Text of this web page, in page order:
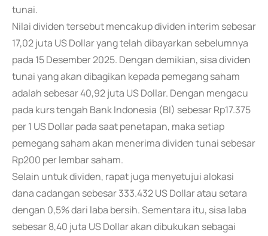
tunai.
Nilai dividen tersebut mencakup dividen interim sebesar
17,02 juta US Dollar yang telah dibayarkan sebelumnya
pada 15 Desember 2025. Dengan demikian, sisa dividen
tunai yang akan dibagikan kepada pemegang saham
adalah sebesar 40,92 juta US Dollar. Dengan mengacu
pada kurs tengah Bank Indonesia (BI) sebesar Rp17.375
per 1 US Dollar pada saat penetapan, maka setiap
pemegang saham akan menerima dividen tunai sebesar
Rp200 per lembar saham.
Selain untuk dividen, rapat juga menyetujui alokasi
dana cadangan sebesar 333.432 US Dollar atau setara
dengan 0,5% dari laba bersih. Sementara itu, sisa laba
sebesar 8,40 juta US Dollar akan dibukukan sebagai